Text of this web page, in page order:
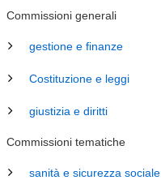
Commissioni generali
gestione e finanze
Costituzione e leggi
giustizia e diritti
Commissioni tematiche
sanità e sicurezza sociale